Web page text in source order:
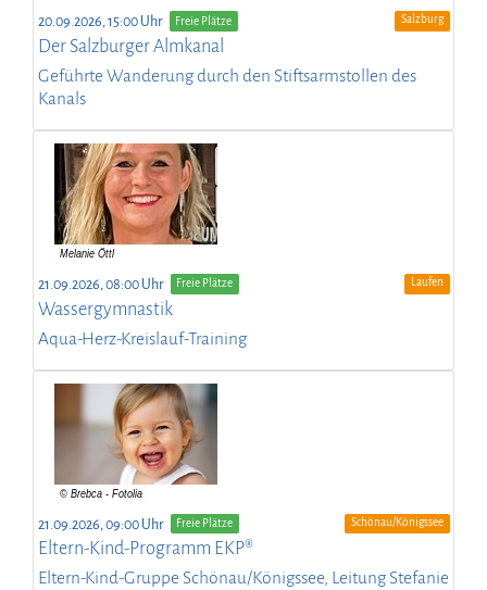
20.09.2026, 15:00 Uhr Freie Plätze Salzburg
Der Salzburger Almkanal
Geführte Wanderung durch den Stiftsarmstollen des
Kanals
21.09.2026, 08:00 Uhr Freie Plätze Laufen
Wassergymnastik
Aqua-Herz-Kreislauf-Training
21.09.2026, 09:00 Uhr Freie Plätze Schönau/Königssee
Eltern-Kind-Programm EKP®
Eltern-Kind-Gruppe Schönau/Königssee, Leitung Stefanie